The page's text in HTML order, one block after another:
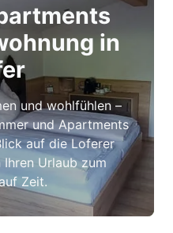
in
und wohlfühlen –
und Apartments
auf die Loferer
Urlaub zum
Zeit.